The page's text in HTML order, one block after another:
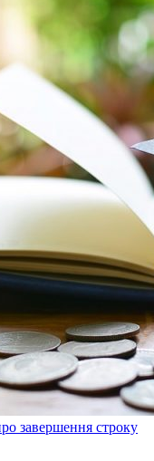
завершення строку